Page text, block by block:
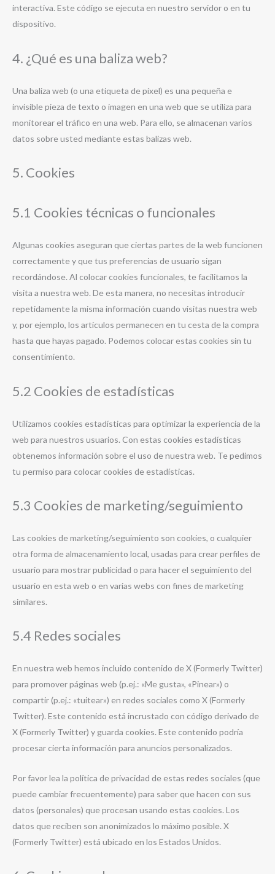
interactiva. Este código se ejecuta en nuestro servidor o en tu
dispositivo.
4. ¿Qué es una baliza web?
Una baliza web (o una etiqueta de píxel) es una pequeña e
invisible pieza de texto o imagen en una web que se utiliza para
monitorear el tráfico en una web. Para ello, se almacenan varios
datos sobre usted mediante estas balizas web.
5. Cookies
5.1 Cookies técnicas o funcionales
Algunas cookies aseguran que ciertas partes de la web funcionen
correctamente y que tus preferencias de usuario sigan
recordándose. Al colocar cookies funcionales, te facilitamos la
visita a nuestra web. De esta manera, no necesitas introducir
repetidamente la misma información cuando visitas nuestra web
y, por ejemplo, los artículos permanecen en tu cesta de la compra
hasta que hayas pagado. Podemos colocar estas cookies sin tu
consentimiento.
5.2 Cookies de estadísticas
Utilizamos cookies estadísticas para optimizar la experiencia de la
web para nuestros usuarios. Con estas cookies estadísticas
obtenemos información sobre el uso de nuestra web. Te pedimos
tu permiso para colocar cookies de estadísticas.
5.3 Cookies de marketing/seguimiento
Las cookies de marketing/seguimiento son cookies, o cualquier
otra forma de almacenamiento local, usadas para crear perfiles de
usuario para mostrar publicidad o para hacer el seguimiento del
usuario en esta web o en varias webs con fines de marketing
similares.
5.4 Redes sociales
En nuestra web hemos incluido contenido de X (Formerly Twitter)
para promover páginas web (p.ej.: «Me gusta», «Pinear») o
compartir (p.ej.: «tuitear») en redes sociales como X (Formerly
Twitter). Este contenido está incrustado con código derivado de
X (Formerly Twitter) y guarda cookies. Este contenido podría
procesar cierta información para anuncios personalizados.
Por favor lea la política de privacidad de estas redes sociales (que
puede cambiar frecuentemente) para saber que hacen con sus
datos (personales) que procesan usando estas cookies. Los
datos que reciben son anonimizados lo máximo posible. X
(Formerly Twitter) está ubicado en los Estados Unidos.